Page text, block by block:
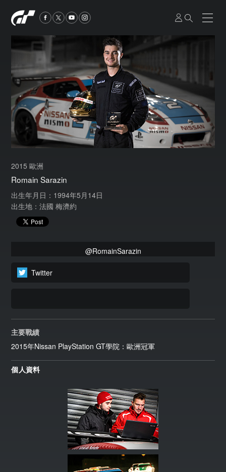
2015 歐洲
Romain Sarazin
出生年月日：1994年5月14日
出生地：法國 梅濟約
@RomainSarazin
Twitter
主要戰績
2015年Nissan PlayStation GT學院：歐洲冠軍
個人資料